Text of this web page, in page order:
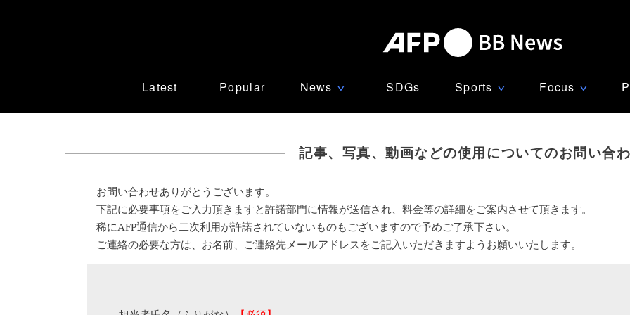
Latest Popular News ∨ SDGs Sports ∨ Focus ∨
記事、写真、動画などの使用についてのお問い合
お問い合わせありがとうございます。
下記に必要事項をご入力頂きますと許諾部門に情報が送信され、料金等の詳細をご案内させて頂きます。
稀にAFP通信から二次利用が許諾されていないものもございますので予めご了承下さい。
ご連絡の必要な方は、お名前、ご連絡先メールアドレスをご記入いただきますようお願いいたします。